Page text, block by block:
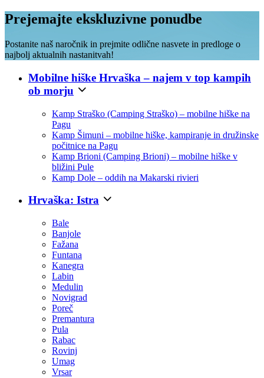
Prejemajte ekskluzivne ponudbe
Postanite naš naročnik in prejmite odlične nasvete in predloge o
najbolj aktualnih nastanitvah!
Mobilne hiške Hrvaška – najem v top kampih
ob morju
Kamp Straško (Camping Straško) – mobilne hiške na
Pagu
Kamp Šimuni – mobilne hiške, kampiranje in družinske
počitnice na Pagu
Kamp Brioni (Camping Brioni) – mobilne hiške v
bližini Pule
Kamp Dole – oddih na Makarski rivieri
Hrvaška: Istra
Bale
Banjole
Fažana
Funtana
Kanegra
Labin
Medulin
Novigrad
Poreč
Premantura
Pula
Rabac
Rovinj
Umag
Vrsar